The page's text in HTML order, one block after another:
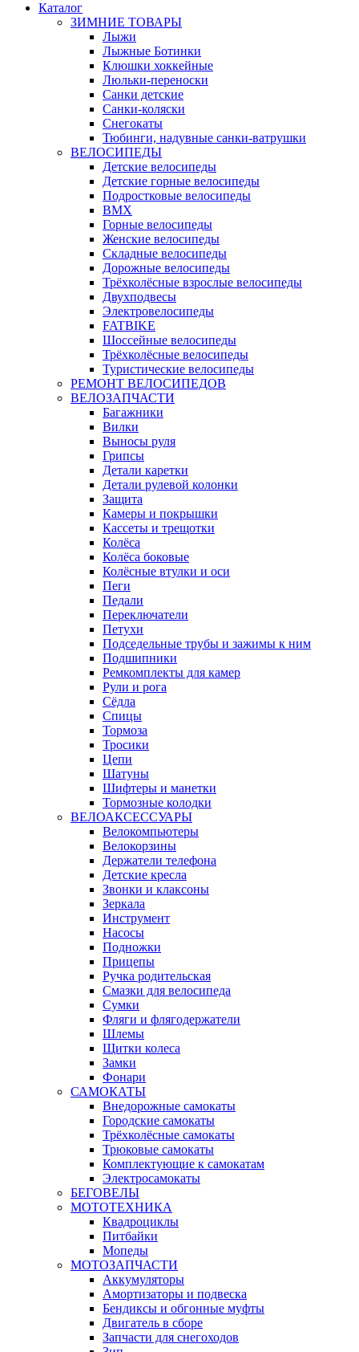
Каталог
ЗИМНИЕ ТОВАРЫ
Лыжи
Лыжные Ботинки
Клюшки хоккейные
Люльки-переноски
Санки детские
Санки-коляски
Снегокаты
Тюбинги, надувные санки-ватрушки
ВЕЛОСИПЕДЫ
Детские велосипеды
Детские горные велосипеды
Подростковые велосипеды
BMX
Горные велосипеды
Женские велосипеды
Складные велосипеды
Дорожные велосипеды
Трёхколёсные взрослые велосипеды
Двухподвесы
Электровелосипеды
FATBIKE
Шоссейные велосипеды
Трёхколёсные велосипеды
Туристические велосипеды
РЕМОНТ ВЕЛОСИПЕДОВ
ВЕЛОЗАПЧАСТИ
Багажники
Вилки
Выносы руля
Грипсы
Детали каретки
Детали рулевой колонки
Защита
Камеры и покрышки
Кассеты и трещотки
Колёса
Колёса боковые
Колёсные втулки и оси
Пеги
Педали
Переключатели
Петухи
Подседельные трубы и зажимы к ним
Подшипники
Ремкомплекты для камер
Рули и рога
Сёдла
Спицы
Тормоза
Тросики
Цепи
Шатуны
Шифтеры и манетки
Тормозные колодки
ВЕЛОАКСЕССУАРЫ
Велокомпьютеры
Велокорзины
Держатели телефона
Детские кресла
Звонки и клаксоны
Зеркала
Инструмент
Насосы
Подножки
Прицепы
Ручка родительская
Смазки для велосипеда
Сумки
Фляги и флягодержатели
Шлемы
Щитки колеса
Замки
Фонари
САМОКАТЫ
Внедорожные самокаты
Городские самокаты
Трёхколёсные самокаты
Трюковые самокаты
Комплектующие к самокатам
Электросамокаты
БЕГОВЕЛЫ
МОТОТЕХНИКА
Квадроциклы
Питбайки
Мопеды
МОТОЗАПЧАСТИ
Аккумуляторы
Амортизаторы и подвеска
Бендиксы и обгонные муфты
Двигатель в сборе
Запчасти для снегоходов